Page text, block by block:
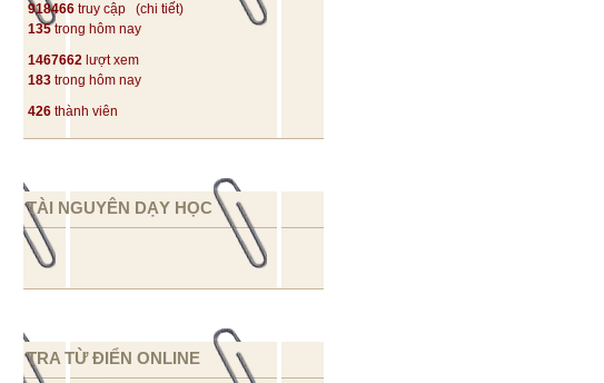
918466 truy cập (chi tiết)
135trong hôm nay
1467662 lượt xem
183 trong hôm nay
426 thành viên
TÀI NGUYÊN DẠY HỌC
TRA TỪ ĐIỂN ONLINE